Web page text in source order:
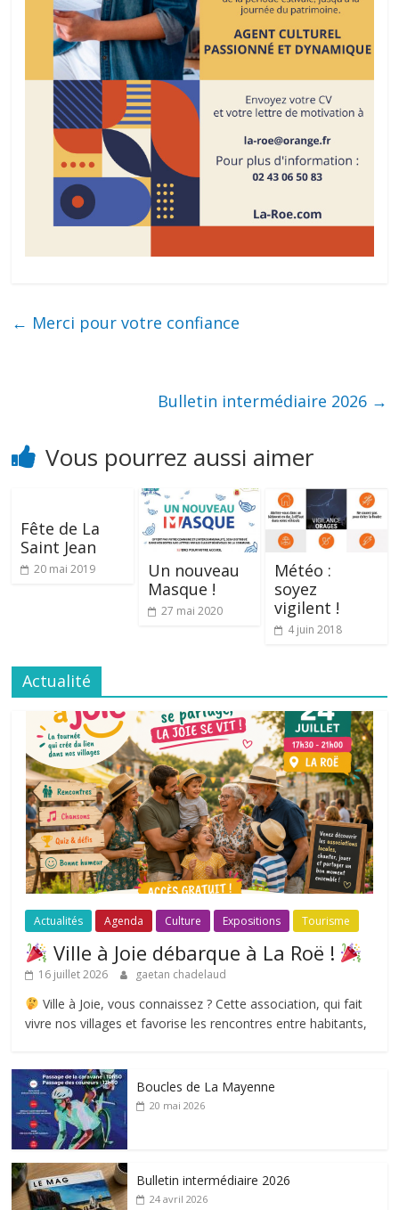
← Merci pour votre confiance
Bulletin intermédiaire 2026 →
Vous pourrez aussi aimer
Fête de La
Saint Jean
20 mai 2019
Un nouveau
Masque !
27 mai 2020
Météo :
soyez
vigilent !
4 juin 2018
Actualité
Actualités Agenda Culture Expositions Tourisme
Ville à Joie débarque à La Roë !
16 juillet 2026 gaetan chadelaud
Ville à Joie, vous connaissez ? Cette association, qui fait
vivre nos villages et favorise les rencontres entre habitants,
Boucles de La Mayenne
20 mai 2026
Bulletin intermédiaire 2026
24 avril 2026